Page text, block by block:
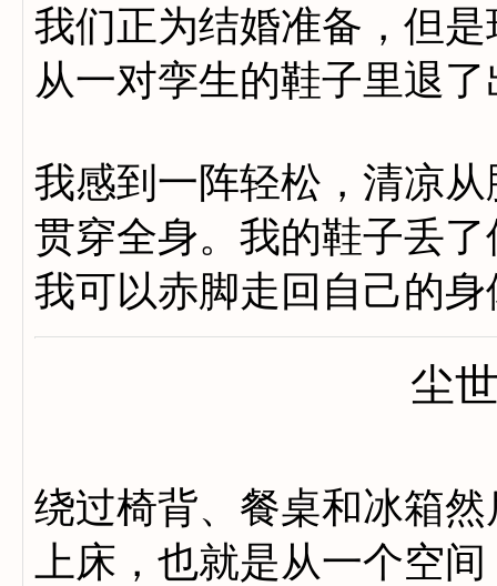
我们正为结婚准备，但是
从一对孪生的鞋子里退了
我感到一阵轻松，清凉从
贯穿全身。我的鞋子丢了
我可以赤脚走回自己的身
尘
绕过椅背、餐桌和冰箱然
上床，也就是从一个空间